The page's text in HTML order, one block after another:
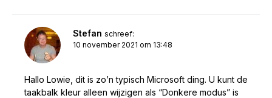
Stefan schreef:
10 november 2021 om 13:48
Hallo Lowie, dit is zo’n typisch Microsoft ding. U kunt de
taakbalk kleur alleen wijzigen als “Donkere modus” is